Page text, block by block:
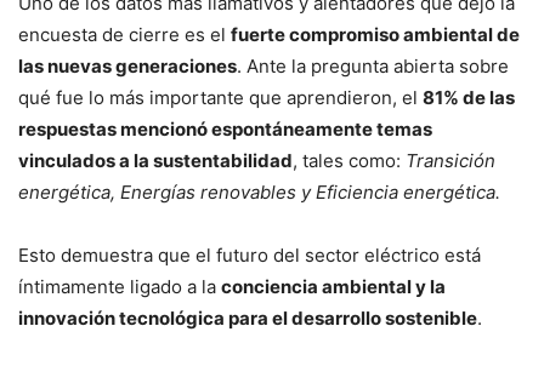
encuesta de cierre es el fuerte compromiso ambiental de
las nuevas generaciones. Ante la pregunta abierta sobre
qué fue lo más importante que aprendieron, el 81% de las
respuestas mencionó espontáneamente temas
vinculados a la sustentabilidad, tales como: Transición
energética, Energías renovables y Eficiencia energética.
Esto demuestra que el futuro del sector eléctrico está
íntimamente ligado a la conciencia ambiental y la
innovación tecnológica para el desarrollo sostenible.